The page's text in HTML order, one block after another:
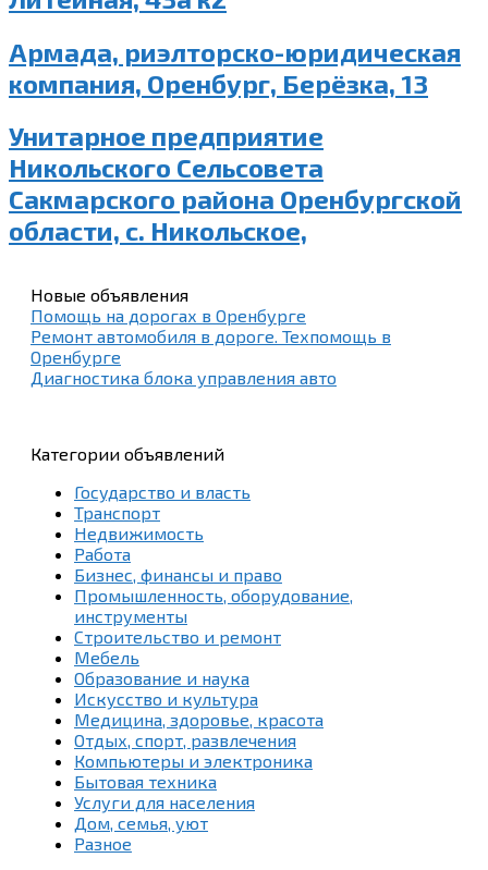
Армада, риэлторско-юридическая
компания, Оренбург, Берёзка, 13
Унитарное предприятие
Никольского Сельсовета
Сакмарского района Оренбургской
области, с. Никольское,
Новые объявления
Помощь на дорогах в Оренбурге
Ремонт автомобиля в дороге. Техпомощь в
Оренбурге
Диагностика блока управления авто
Категории объявлений
Государство и власть
Транспорт
Недвижимость
Работа
Бизнес, финансы и право
Промышленность, оборудование,
инструменты
Строительство и ремонт
Мебель
Образование и наука
Искусство и культура
Медицина, здоровье, красота
Отдых, спорт, развлечения
Компьютеры и электроника
Бытовая техника
Услуги для населения
Дом, семья, уют
Разное